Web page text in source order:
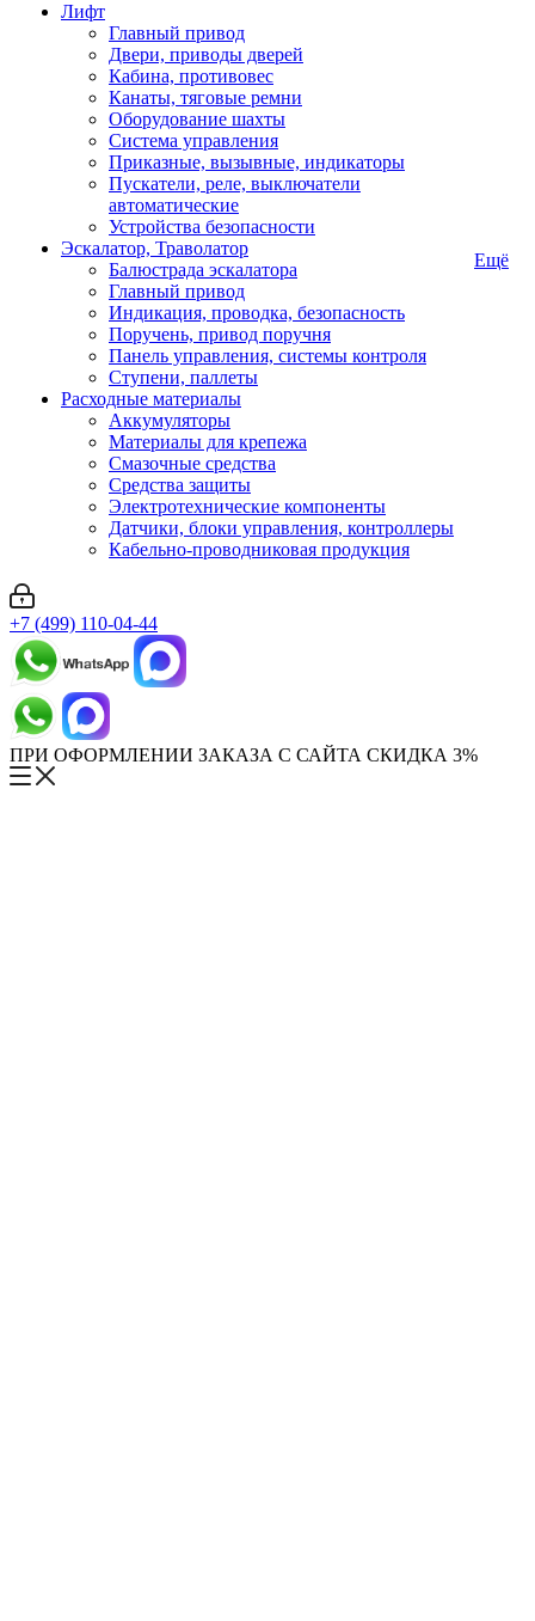
Лифт
Главный привод
Двери, приводы дверей
Кабина, противовес
Канаты, тяговые ремни
Оборудование шахты
Система управления
Приказные, вызывные, индикаторы
Пускатели, реле, выключатели
автоматические
Устройства безопасности
Эскалатор, Траволатор
Балюстрада эскалатора
Главный привод
Индикация, проводка, безопасность
Поручень, привод поручня
Панель управления, системы контроля
Ступени, паллеты
Расходные материалы
Аккумуляторы
Материалы для крепежа
Смазочные средства
Средства защиты
Электротехнические компоненты
Датчики, блоки управления, контроллеры
Кабельно-проводниковая продукция
Ещё
+7 (499) 110-04-44
ПРИ ОФОРМЛЕНИИ ЗАКАЗА С САЙТА СКИДКА 3%